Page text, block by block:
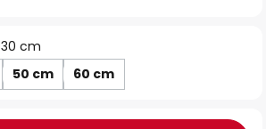
30 cm
50 cm 60 cm